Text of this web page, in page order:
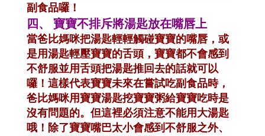
副食品囉！
四、 寶寶不排斥將湯匙放在嘴唇上
當爸比媽咪把湯匙輕輕觸碰寶寶的嘴唇，或
是用湯匙輕壓寶寶的舌頭，寶寶都不會感到
不舒服並用舌頭把湯匙推回去的話就可以
囉！這樣代表寶寶未來在嘗試吃副食品時，
爸比媽咪用寶寶湯匙挖寶寶粥給寶寶吃時是
沒有問題的。但這裡必須注意不能用大湯匙
哦！除了寶寶嘴巴太小會感到不舒服之外、